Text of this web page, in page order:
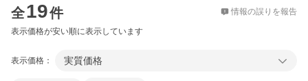
全19件 情報の誤りを報告
表示価格が安い順に表示しています
表示価格： 実質価格